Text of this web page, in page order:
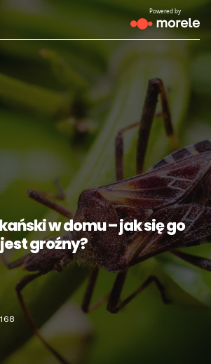
Powered by
w domu – jak się go
groźny?
168